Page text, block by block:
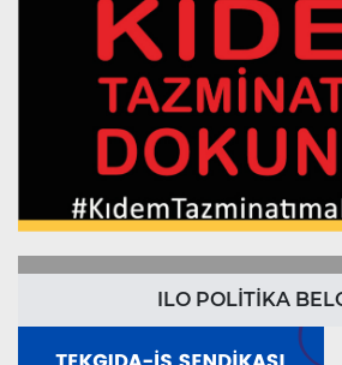
ILO POLİTİKA